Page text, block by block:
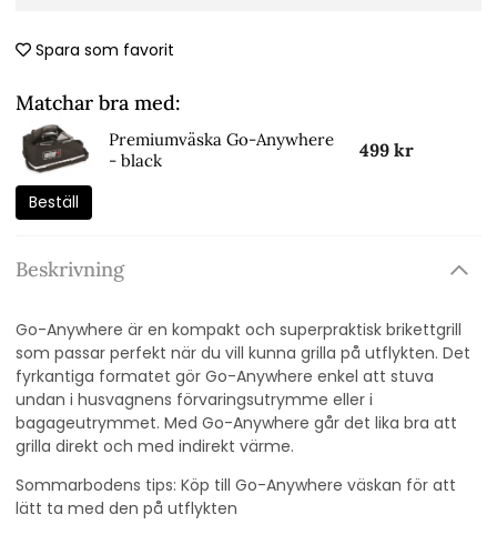
Spara som favorit
Matchar bra med:
Premiumväska Go-Anywhere
- black
499 kr
Beställ
Beskrivning
Go-Anywhere är en kompakt och superpraktisk brikettgrill
som passar perfekt när du vill kunna grilla på utflykten. Det
fyrkantiga formatet gör Go-Anywhere enkel att stuva
undan i husvagnens förvaringsutrymme eller i
bagageutrymmet. Med Go-Anywhere går det lika bra att
grilla direkt och med indirekt värme.
Sommarbodens tips: Köp till Go-Anywhere väskan för att
lätt ta med den på utflykten